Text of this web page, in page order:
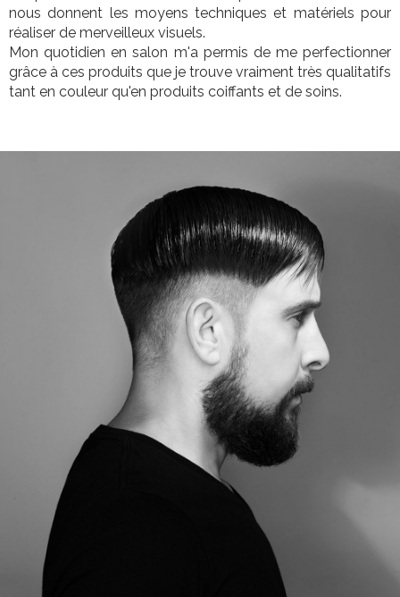
nous donnent les moyens techniques et matériels pour
réaliser de merveilleux visuels.
Mon quotidien en salon m'a permis de me perfectionner
grâce à ces produits que je trouve vraiment très qualitatifs
tant en couleur qu'en produits coiffants et de soins.